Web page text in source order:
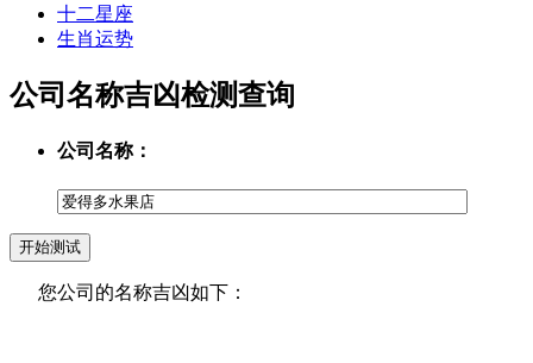
十二星座
生肖运势
公司名称吉凶检测查询
公司名称：
您公司的名称吉凶如下：